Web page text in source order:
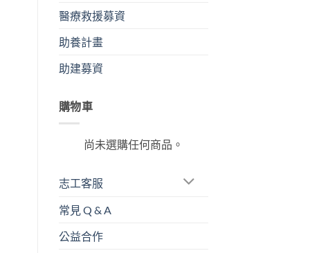
醫療救援募資
助養計畫
助建募資
購物車
尚未選購任何商品。
志工客服
常見 Q & A
公益合作